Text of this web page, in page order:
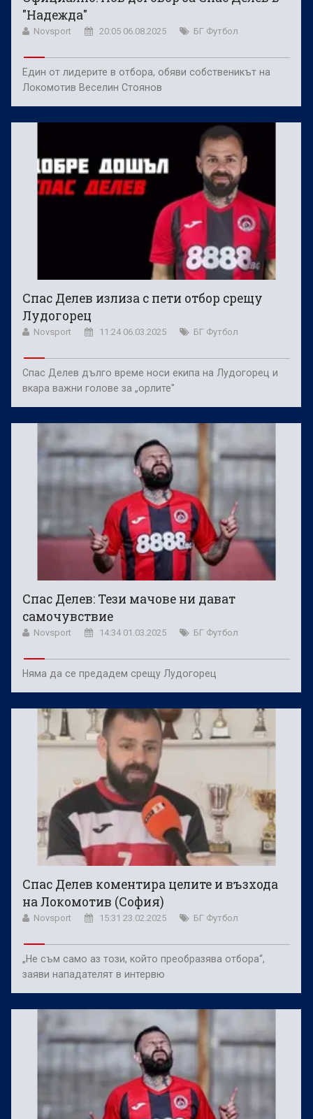
"Надежда"
Novsport 20:05 06.08.2025 БГ Футбол
Един от лидерите в отбора, обяви собственикът на
Локомотив Веселин Стоянов
Спас Делев излиза с пети отбор срещу
Лудогорец
Novsport 11:24 06.03.2025 БГ Футбол
Спас Делев дълго време носи екипа на Лудогорец и
вкара важни голове за „орлите"
Спас Делев: Тези мачове ни дават
самочувствие
Novsport 14:34 01.03.2025 БГ Футбол
Няма да се предадем срещу Лудогорец
Спас Делев коментира целите и възхода
на Локомотив (София)
Novsport 15:31 23.02.2025 БГ Футбол
„Не съм само аз този, който преобразява отбора“,
заяви нападателят в интервю